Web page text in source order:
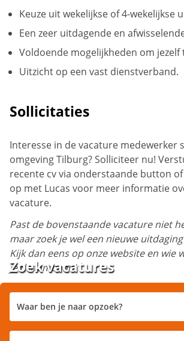
Keuze uit wekelijkse of 4-wekelijkse
Een zeer uitdagende en
Voldoende mogelijkheden om jezelf
Uitzicht op een vast dienstverband.
Sollicitaties
Interesse in de vacature medewerker
omgeving Tilburg? Solliciteer nu!
recente cv via onderstaande button
op met Lucas voor meer informatie
vacature.
Past de bovenstaande vacature niet
maar zoek je wel een nieuwe
Kijk dan eens op onze website en wie
je droombaan!
Zoek vacatures